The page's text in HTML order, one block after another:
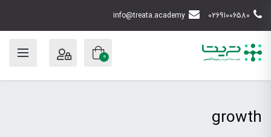
02691006580
info@treata.academy
0
growth